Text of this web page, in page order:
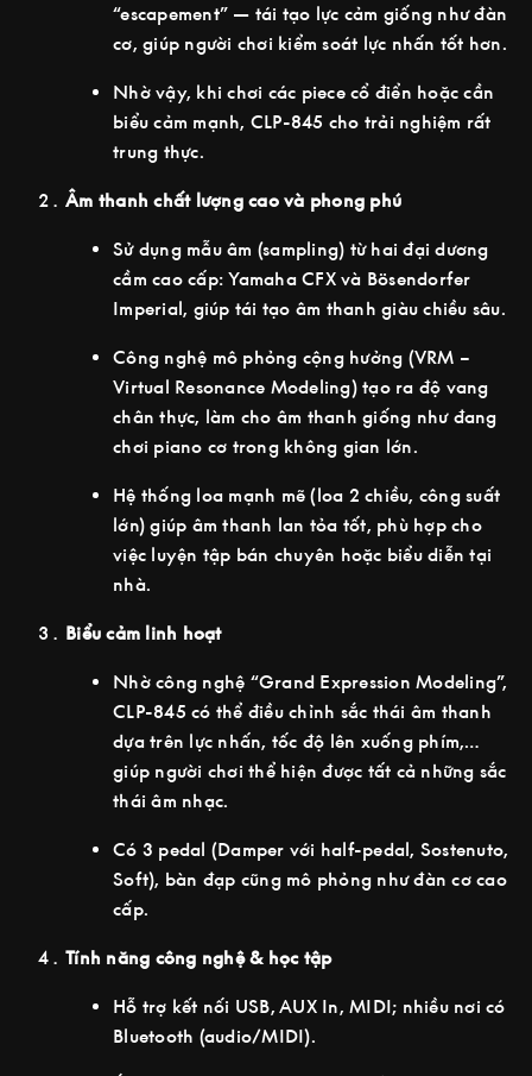
“escapement” — tái tạo lực cảm giống như đàn
cơ, giúp người chơi kiểm soát lực nhấn tốt hơn.
Nhờ vậy, khi chơi các piece cổ điển hoặc cần
biểu cảm mạnh, CLP-845 cho trải nghiệm rất
trung thực.
Âm thanh chất lượng cao và phong phú
Sử dụng mẫu âm (sampling) từ hai đại dương
cầm cao cấp: Yamaha CFX và Bösendorfer
Imperial, giúp tái tạo âm thanh giàu chiều sâu.
Công nghệ mô phỏng cộng hưởng (VRM –
Virtual Resonance Modeling) tạo ra độ vang
chân thực, làm cho âm thanh giống như đang
chơi piano cơ trong không gian lớn.
Hệ thống loa mạnh mẽ (loa 2 chiều, công suất
lớn) giúp âm thanh lan tỏa tốt, phù hợp cho
việc luyện tập bán chuyên hoặc biểu diễn tại
nhà.
Biểu cảm linh hoạt
Nhờ công nghệ “Grand Expression Modeling”,
CLP-845 có thể điều chỉnh sắc thái âm thanh
dựa trên lực nhấn, tốc độ lên xuống phím,…
giúp người chơi thể hiện được tất cả những sắc
thái âm nhạc.
Có 3 pedal (Damper với half-pedal, Sostenuto,
Soft), bàn đạp cũng mô phỏng như đàn cơ cao
cấp.
Tính năng công nghệ & học tập
Hỗ trợ kết nối USB, AUX In, MIDI; nhiều nơi có
Bluetooth (audio/MIDI).